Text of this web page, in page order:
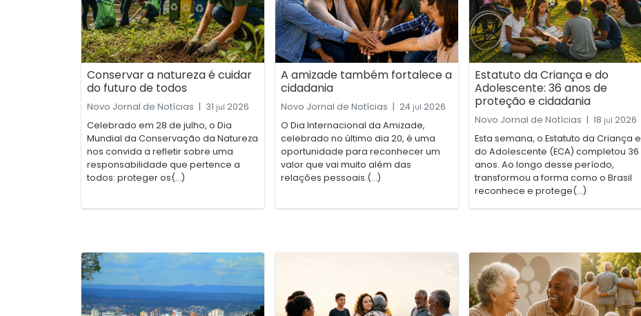
Conservar a natureza é cuidar
do futuro de todos
Novo Jornal de Notícias | 31 jul 2026
Celebrado em 28 de julho, o Dia
Mundial da Conservação da Natureza
nos convida a refletir sobre uma
responsabilidade que pertence a
todos: proteger os(...)
A amizade também fortalece a
cidadania
Novo Jornal de Notícias | 24 jul 2026
O Dia Internacional da Amizade,
celebrado no último dia 20, é uma
oportunidade para reconhecer um
valor que vai muito além das
relações pessoais.(...)
Estatuto da Criança e do
Adolescente: 36 anos de
proteção e cidadania
Novo Jornal de Notícias | 18 jul 2026
Esta semana, o Estatuto da Criança e
do Adolescente (ECA) completou 36
anos. Ao longo desse período,
transformou a forma como o Brasil
reconhece e protege(...)